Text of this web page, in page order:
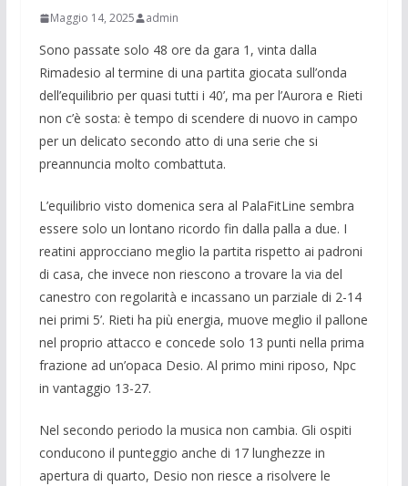
Maggio 14, 2025 admin
Sono passate solo 48 ore da gara 1, vinta dalla
Rimadesio al termine di una partita giocata sull’onda
dell’equilibrio per quasi tutti i 40’, ma per l’Aurora e Rieti
non c’è sosta: è tempo di scendere di nuovo in campo
per un delicato secondo atto di una serie che si
preannuncia molto combattuta.
L’equilibrio visto domenica sera al PalaFitLine sembra
essere solo un lontano ricordo fin dalla palla a due. I
reatini approcciano meglio la partita rispetto ai padroni
di casa, che invece non riescono a trovare la via del
canestro con regolarità e incassano un parziale di 2-14
nei primi 5’. Rieti ha più energia, muove meglio il pallone
nel proprio attacco e concede solo 13 punti nella prima
frazione ad un’opaca Desio. Al primo mini riposo, Npc
in vantaggio 13-27.
Nel secondo periodo la musica non cambia. Gli ospiti
conducono il punteggio anche di 17 lunghezze in
apertura di quarto, Desio non riesce a risolvere le